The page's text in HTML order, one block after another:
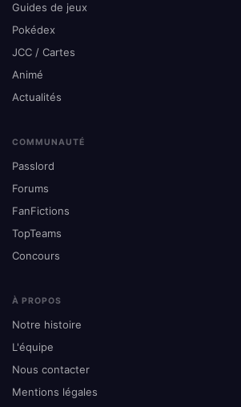
Guides de jeux
Pokédex
JCC / Cartes
Animé
Actualités
COMMUNAUTÉ
Passlord
Forums
FanFictions
TopTeams
Concours
À PROPOS
Notre histoire
L'équipe
Nous contacter
Mentions légales